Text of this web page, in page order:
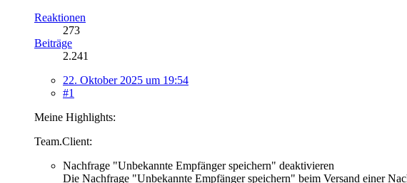
Reaktionen
273
Beiträge
2.241
22. Oktober 2025 um 19:54
#1
Meine Highlights:
Team.Client:
Nachfrage "Unbekannte Empfänger speichern" deaktivieren
Die Nachfrage "Unbekannte Empfänger speichern" beim Versand einer